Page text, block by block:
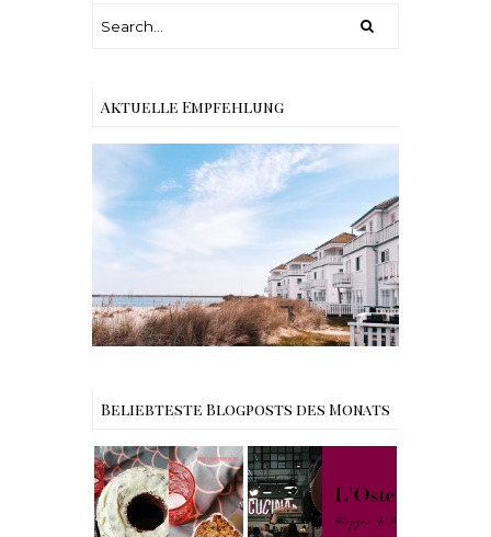
Aktuelle Empfehlung
Reisen - Schleiregion
Beliebteste Blogposts des Monats
Rezept |
Weltbester
Carrot Cake
mit Cream
My Berlin -
L'Osteria | The